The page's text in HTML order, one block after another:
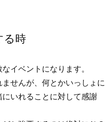
る時
イベントになります。
せんが、何とかいっしょに
いれることに対して感謝